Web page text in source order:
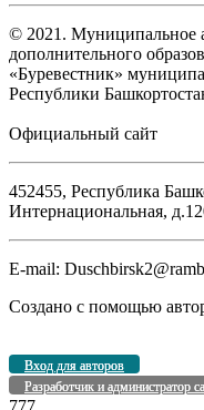
© 2021. Муниципальное
дополнительного
«Буревестник»
Республики
Официальный сайт
452455, Республика
Интернациональная,
E-mail:
Создано с помощью
Вход для авторов
Разработчик и администратор